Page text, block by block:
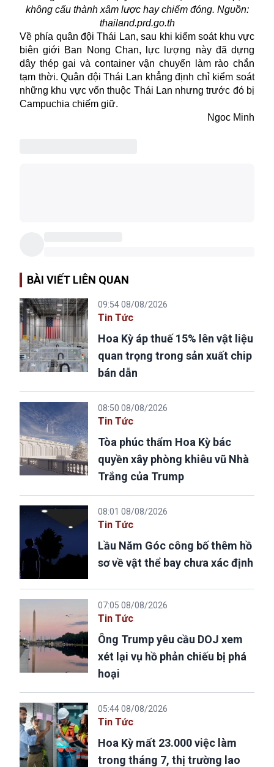
không cấu thành xâm lược hay chiếm đóng. Nguồn:
thailand.prd.go.th
Về phía quân đội Thái Lan, sau khi kiểm soát khu vực
biên giới Ban Nong Chan, lực lượng này đã dựng
dây thép gai và container vận chuyển làm rào chắn
tạm thời. Quân đội Thái Lan khẳng định chỉ kiểm soát
những khu vực vốn thuộc Thái Lan nhưng trước đó bị
Campuchia chiếm giữ.
Ngoc Minh
BÀI VIẾT LIÊN QUAN
09:54 08/08/2026
Tin Tức
Hoa Kỳ áp thuế 15% lên vật liệu
quan trọng trong sản xuất chip
bán dẫn
08:50 08/08/2026
Tin Tức
Tòa phúc thẩm Hoa Kỳ bác
quyền xây phòng khiêu vũ Nhà
Trắng của Trump
08:01 08/08/2026
Tin Tức
Lầu Năm Góc công bố thêm hồ
sơ về vật thể bay chưa xác định
07:05 08/08/2026
Tin Tức
Ông Trump yêu cầu DOJ xem
xét lại vụ hồ phản chiếu bị phá
hoại
05:44 08/08/2026
Tin Tức
Hoa Kỳ mất 23.000 việc làm
trong tháng 7, thị trường lao